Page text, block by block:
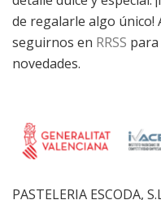
de regalarle algo único!
seguirnos en RRSS
novedades.
PASTELERIA ESCODA,